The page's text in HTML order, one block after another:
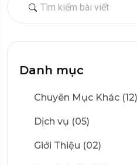
Danh mục
Chuyên Mục Khác (12)
Dịch vụ (05)
Giới Thiệu (02)